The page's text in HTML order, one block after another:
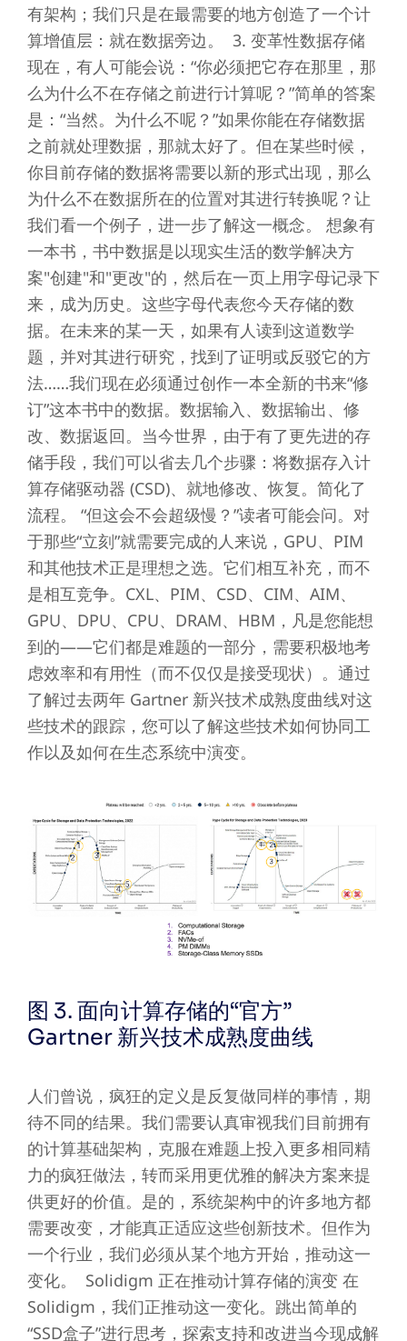
有架构；我们只是在最需要的地方创造了一个计
算增值层：就在数据旁边。 3. 变革性数据存储
现在，有人可能会说：“你必须把它存在那里，那
么为什么不在存储之前进行计算呢？”简单的答案
是：“当然。为什么不呢？”如果你能在存储数据
之前就处理数据，那就太好了。但在某些时候，
你目前存储的数据将需要以新的形式出现，那么
为什么不在数据所在的位置对其进行转换呢？让
我们看一个例子，进一步了解这一概念。 想象有
一本书，书中数据是以现实生活的数学解决方
案"创建"和"更改"的，然后在一页上用字母记录下
来，成为历史。这些字母代表您今天存储的数
据。在未来的某一天，如果有人读到这道数学
题，并对其进行研究，找到了证明或反驳它的方
法……我们现在必须通过创作一本全新的书来“修
订”这本书中的数据。数据输入、数据输出、修
改、数据返回。当今世界，由于有了更先进的存
储手段，我们可以省去几个步骤：将数据存入计
算存储驱动器 (CSD)、就地修改、恢复。简化了
流程。 “但这会不会超级慢？”读者可能会问。对
于那些“立刻”就需要完成的人来说，GPU、PIM
和其他技术正是理想之选。它们相互补充，而不
是相互竞争。CXL、PIM、CSD、CIM、AIM、
GPU、DPU、CPU、DRAM、HBM，凡是您能想
到的——它们都是难题的一部分，需要积极地考
虑效率和有用性（而不仅仅是接受现状）。通过
了解过去两年 Gartner 新兴技术成熟度曲线对这
些技术的跟踪，您可以了解这些技术如何协同工
作以及如何在生态系统中演变。
图 3. 面向计算存储的“官方”
Gartner 新兴技术成熟度曲线
人们曾说，疯狂的定义是反复做同样的事情，期
待不同的结果。我们需要认真审视我们目前拥有
的计算基础架构，克服在难题上投入更多相同精
力的疯狂做法，转而采用更优雅的解决方案来提
供更好的价值。是的，系统架构中的许多地方都
需要改变，才能真正适应这些创新技术。但作为
一个行业，我们必须从某个地方开始，推动这一
变化。 Solidigm 正在推动计算存储的演变 在
Solidigm，我们正推动这一变化。跳出简单的
“SSD盒子”进行思考，探索支持和改进当今现成解